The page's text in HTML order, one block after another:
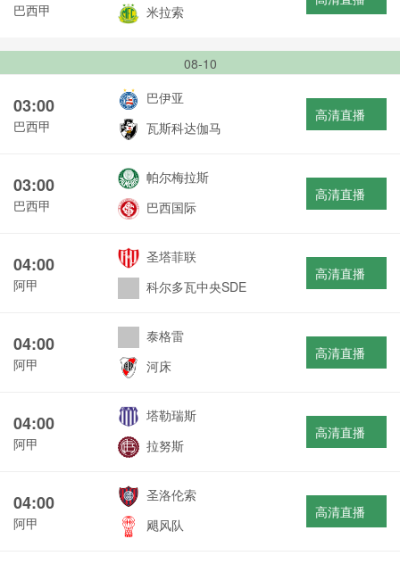
巴西甲
米拉索
08-10
03:00
巴西甲
巴伊亚
瓦斯科达伽马
高清直播
03:00
巴西甲
帕尔梅拉斯
巴西国际
高清直播
04:00
阿甲
圣塔菲联
科尔多瓦中央SDE
高清直播
04:00
阿甲
泰格雷
河床
高清直播
04:00
阿甲
塔勒瑞斯
拉努斯
高清直播
04:00
阿甲
圣洛伦索
飓风队
高清直播